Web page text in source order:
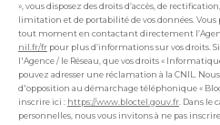
», vous disposez des droits d’accès, de
limitation et de portabilité de vos données.
tout moment en contactant directement
nil.fr/fr pour plus d’informations sur vos droits.
l'Agence / le Réseau, que vos droits «
pouvez adresser une réclamation à la CNIL.
d'opposition au démarchage téléphonique «
inscrire ici : https://www.bloctel.gouv.fr . Dans le
personnelles, nous vous invitons à ne pas